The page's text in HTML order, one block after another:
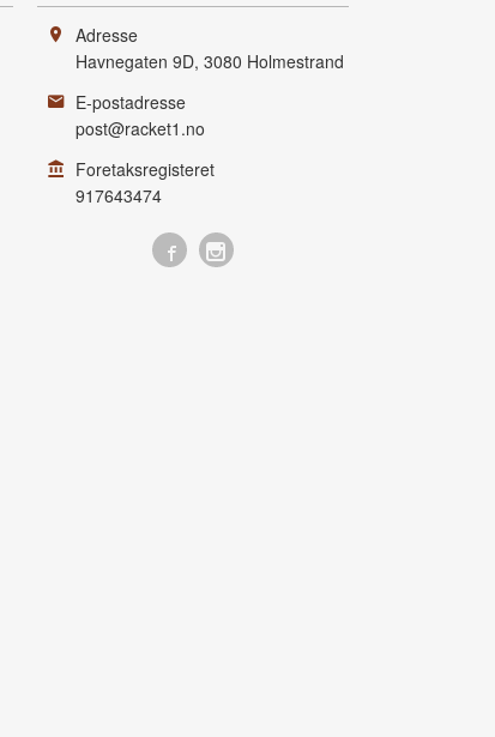
Adresse
Havnegaten 9D, 3080 Holmestrand
E-postadresse
post@racket1.no
Foretaksregisteret
917643474